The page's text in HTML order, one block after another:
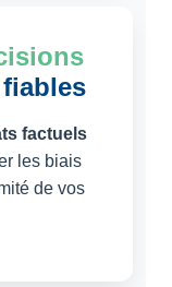
factuels
les biais
de vos